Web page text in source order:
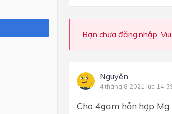
Bạn chưa đăng nhập.
Nguyên
4 tháng 8 2021 lúc
Cho 4gam hỗn hợp